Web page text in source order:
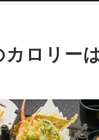
カロリー